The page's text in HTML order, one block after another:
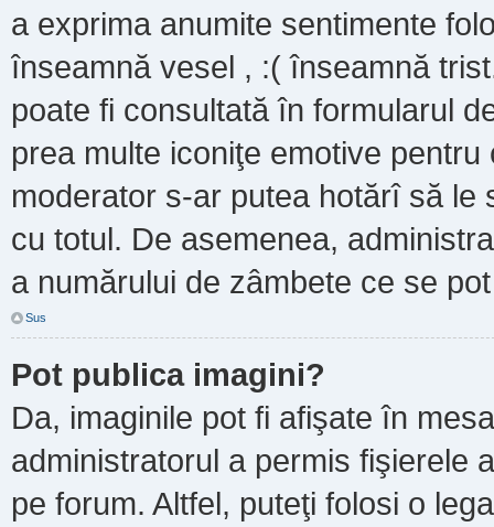
a exprima anumite sentimente
înseamnă vesel , :( înseamnă
poate fi consultată în formularul
prea multe iconiţe emotive
moderator s-ar putea hotărî să
cu totul. De asemenea,
a numărului de zâmbete ce se
Sus
Pot publica imagini?
Da, imaginile pot fi afişate în
administratorul a permis fişierele
pe forum. Altfel, puteţi folosi o